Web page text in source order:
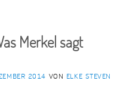
Merkel sagt
2014 VON ELKE STEVEN